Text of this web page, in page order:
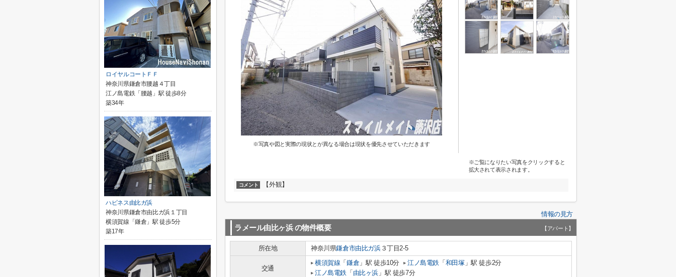
※写真や図と実際の現状とが異なる場合は現状を優先させていただきます
※ご覧になりたい写真をクリックすると
拡大されて表示されます。
コメント 【外観】
情報の見方
ラメール由比ヶ浜 の物件概要 【アパート】
所在地 神奈川県鎌倉市由比ガ浜３丁目2-5
交通
横須賀線 「鎌倉」駅 徒歩10分 江ノ島電鉄 「 和田塚」駅 徒歩2分
江ノ島電鉄 「 由比ヶ浜 」駅 徒歩7分
ロイヤルコートＦＦ
神奈川県鎌倉市腰越４丁目
江ノ島電鉄「腰越」駅 徒歩8分
築34年
ハピネス由比ガ浜
神奈川県鎌倉市由比ガ浜１丁目
横須賀線「鎌倉」駅 徒歩5分
築17年